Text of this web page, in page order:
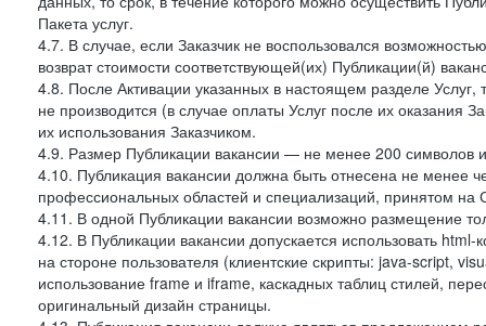
Пакета услуг.
4.7. В случае, если Заказчик не воспользовался
возврат стоимости соответствующей(их) Публикации(й)
4.8. После Активации указанных в настоящем разделе Услуг,
не производится (в случае оплаты Услуг после их оказания
их использования Заказчиком.
4.9. Размер Публикации вакансии — не менее 200 символов
4.10. Публикация вакансии должна быть отнесена не менее
профессиональных областей и специализаций, принятом на
4.11. В одной Публикации вакансии возможно размещение
4.12. В Публикации вакансии допускается использовать
на стороне пользователя (клиентские скрипты: java-script,
использование frame и iframe, каскадных таблиц стилей,
оригинальный дизайн страницы.